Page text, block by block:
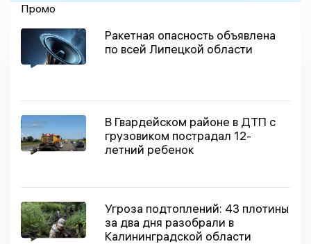
Промо
Ракетная опасность объявлена
по всей Липецкой области
В Гвардейском районе в ДТП с
грузовиком пострадал 12-
летний ребенок
Угроза подтоплений: 43 плотины
за два дня разобрали в
Калининградской области